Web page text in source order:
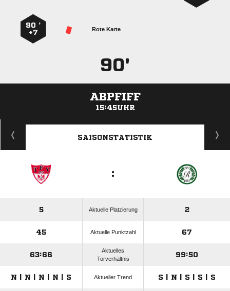
Rote Karte
90 ’
+7
90'
ABPFIFF
15:45UHR
ANZEIGE
SAISONSTATISTIK
:
5 Aktuelle Platzierung 2
45 Aktuelle Punktzahl 67
63:66
Aktuelles
Torverhältnis
99:50
N | N | N | N | S Aktueller Trend S | N | S | S | S